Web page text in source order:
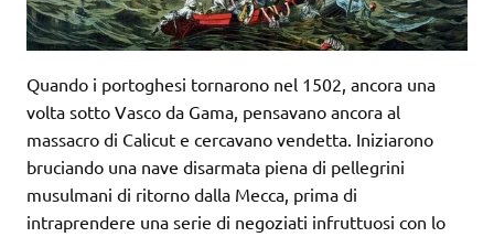
Quando i portoghesi tornarono nel 1502, ancora una
volta sotto Vasco da Gama, pensavano ancora al
massacro di Calicut e cercavano vendetta. Iniziarono
bruciando una nave disarmata piena di pellegrini
musulmani di ritorno dalla Mecca, prima di
intraprendere una serie di negoziati infruttuosi con lo